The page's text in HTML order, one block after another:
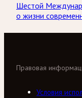
Шестой
о жизни
Правовая
Условия